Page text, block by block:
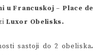
u Francuskoj – Place de
Luxor Obelisks.
sastoji do 2 obeliska.